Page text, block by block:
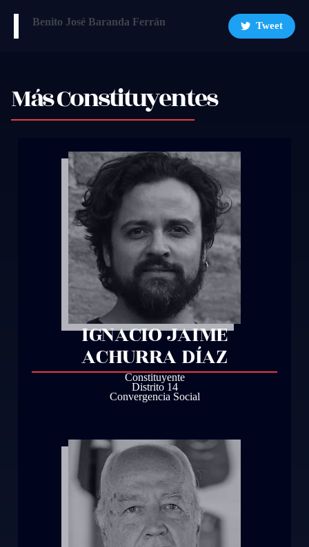
Benito José Baranda Ferrán Tweet
Más Constituyentes
IGNACIO JAIME
ACHURRA DÍAZ
Constituyente
Distrito 14
Convergencia Social